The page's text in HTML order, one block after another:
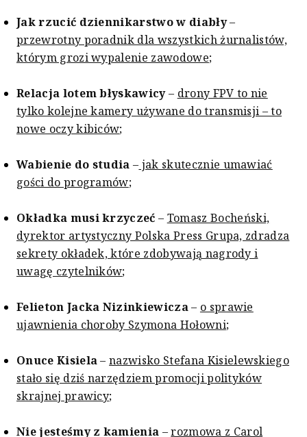
Jak rzucić dziennikarstwo w diabły–
przewrotny poradnik dla wszystkich żurnalistów,
którym grozi wypalenie zawodowe;
Relacja lotem błyskawicy– drony FPV to nie
tylko kolejne kamery używane do transmisji – to
nowe oczy kibiców;
Wabienie do studia – jak skutecznie umawiać
gości do programów;
Okładka musi krzyczeć – Tomasz Bocheński,
dyrektor artystyczny Polska Press Grupa, zdradza
sekrety okładek, które zdobywają nagrody i
uwagę czytelników;
Felieton Jacka Nizinkiewicza– o sprawie
ujawnienia choroby Szymona Hołowni;
Onuce Kisiela–nazwisko Stefana Kisielewskiego
stało się dziś narzędziem promocji polityków
skrajnej prawicy;
Nie jesteśmy z kamienia –rozmowa z Carol